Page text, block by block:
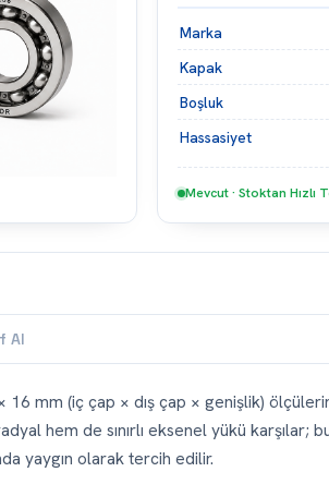
Marka
Kapak
Boşluk
Hassasiyet
Mevcut · Stoktan Hızlı
Al
16 mm (iç çap × dış çap × genişlik)
hem de sınırlı eksenel yükü karşılar;
yaygın olarak tercih edilir.